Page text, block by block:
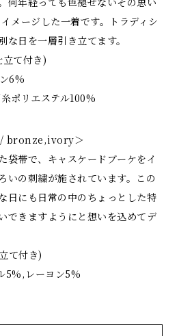
メージした一着です。トラディシ
な日を一層引き立てます。
て付き)
6%
ポリエステル100%
/ bronze,ivory＞
袋帯で、キャスケードブーケをイ
いの刺繍が施されています。この
日にも日常の中のちょっとした特
できますようにと想いを込めてデ
て付き)
5%,レーヨン5%